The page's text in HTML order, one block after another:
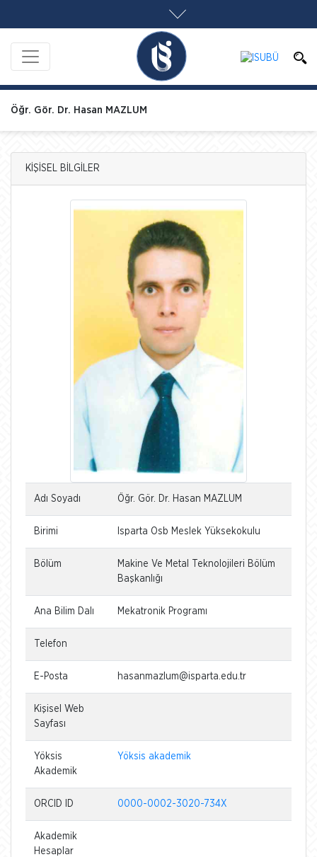
Öğr. Gör. Dr. Hasan MAZLUM
KİŞİSEL BİLGİLER
Adı Soyadı Öğr. Gör. Dr. Hasan MAZLUM
Birimi Isparta Osb Meslek Yüksekokulu
Bölüm
Makine Ve Metal Teknolojileri Bölüm
Başkanlığı
Ana Bilim Dalı Mekatronik Programı
Telefon
E-Posta hasanmazlum@isparta.edu.tr
Kişisel Web
Sayfası
Yöksis
Akademik
Yöksis akademik
ORCID ID 0000-0002-3020-734X
Akademik
Hesaplar